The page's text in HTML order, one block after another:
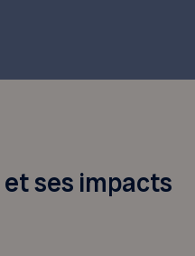
ses impacts